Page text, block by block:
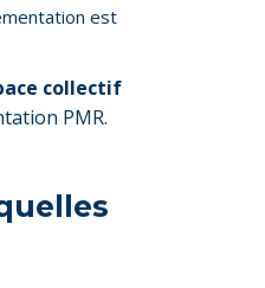
est
collectif
PMR.